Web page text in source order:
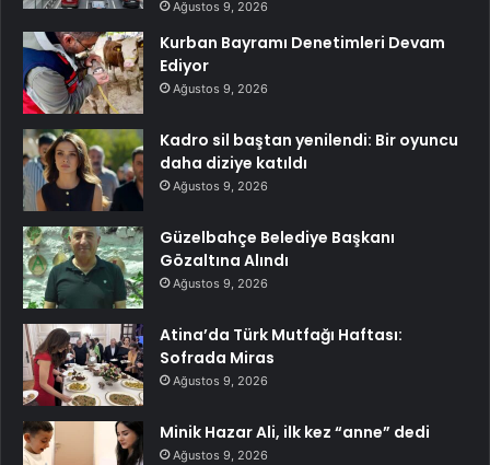
Ağustos 9, 2026
Kurban Bayramı Denetimleri Devam
Ediyor
Ağustos 9, 2026
Kadro sil baştan yenilendi: Bir oyuncu
daha diziye katıldı
Ağustos 9, 2026
Güzelbahçe Belediye Başkanı
Gözaltına Alındı
Ağustos 9, 2026
Atina’da Türk Mutfağı Haftası:
Sofrada Miras
Ağustos 9, 2026
Minik Hazar Ali, ilk kez “anne” dedi
Ağustos 9, 2026